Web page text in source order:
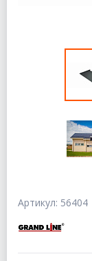
Артикул: 56404